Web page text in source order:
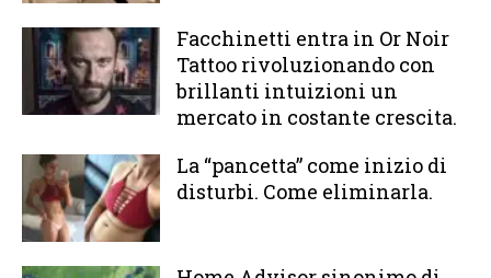
Facchinetti entra in Or Noir
Tattoo rivoluzionando con
brillanti intuizioni un
mercato in costante crescita.
La “pancetta” come inizio di
disturbi. Come eliminarla.